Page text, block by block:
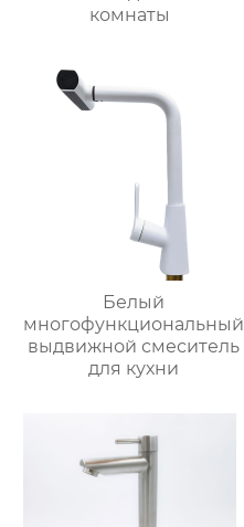
комнаты
Белый
многофункциональный
выдвижной смеситель
для кухни